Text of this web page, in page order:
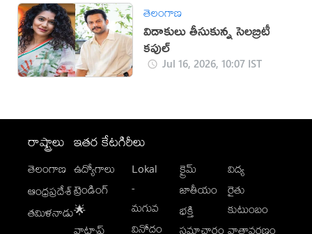
తెలంగాణ
విడాకులు తీసుకున్న సెలబ్రిటీ
కపుల్
Jul 16, 2026, 10:07 IST
రాష్ట్రాలు
తెలంగాణ
ఆంధ్రప్రదేశ్
తమిళనాడు
ఇతర కేటగిరీలు
ఉద్యోగాలు
ట్రెండింగ్
🌟
Lokal
-
మగువ
వినోదం
క్రైమ్
జాతీయం
భక్తి
విద్య
రైతు
కుటుంబం